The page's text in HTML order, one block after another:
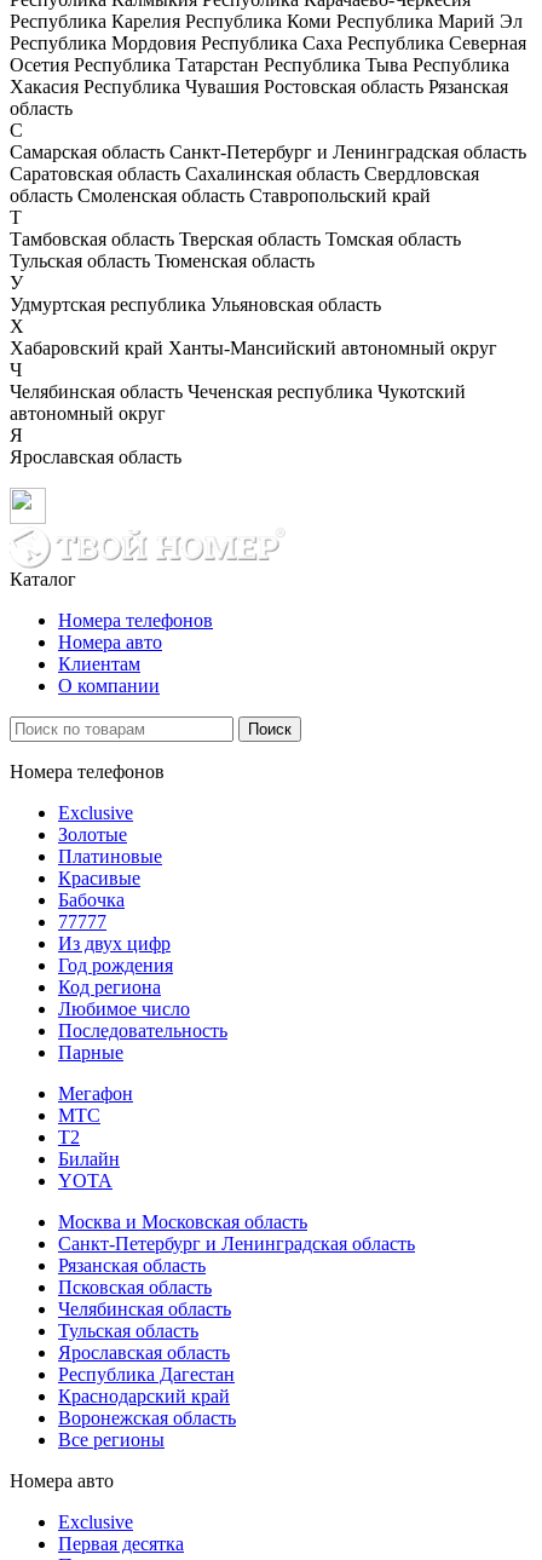
Республика Карелия Республика Коми Республика Марий Эл
Республика Мордовия Республика Саха Республика Северная
Осетия Республика Татарстан Республика Тыва Республика
Хакасия Республика Чувашия Ростовская область Рязанская
область
С
Самарская область Санкт-Петербург и Ленинградская область
Саратовская область Сахалинская область Свердловская
область Смоленская область Ставропольский край
Т
Тамбовская область Тверская область Томская область
Тульская область Тюменская область
У
Удмуртская республика Ульяновская область
Х
Хабаровский край Ханты-Мансийский автономный округ
Ч
Челябинская область Чеченская республика Чукотский
автономный округ
Я
Ярославская область
Каталог
Номера телефонов
Номера авто
Клиентам
О компании
Поиск
Номера телефонов
Exclusive
Золотые
Платиновые
Красивые
Бабочка
77777
Из двух цифр
Год рождения
Код региона
Любимое число
Последовательность
Парные
Мегафон
МТС
Т2
Билайн
YOTA
Москва и Московская область
Санкт-Петербург и Ленинградская область
Рязанская область
Псковская область
Челябинская область
Тульская область
Ярославская область
Республика Дагестан
Краснодарский край
Воронежская область
Все регионы
Номера авто
Exclusive
Первая десятка